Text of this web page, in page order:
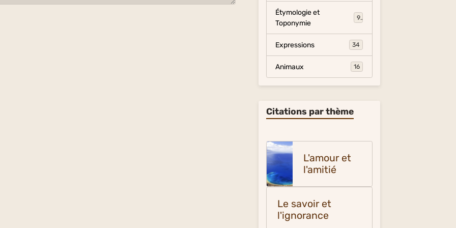
Étymologie et
Toponymie
9
Expressions 34
Animaux 16
Citations par thème
L'amour et
l'amitié
Le savoir et
l'ignorance